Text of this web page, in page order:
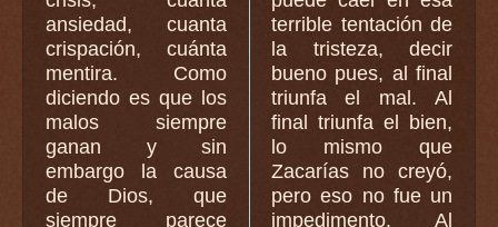
ansiedad, cuanta
crispación, cuánta
mentira. Como
diciendo es que los
malos siempre
ganan y sin
embargo la causa
de Dios, que
siempre parece
terrible tentación de
la tristeza, decir
bueno pues, al final
triunfa el mal. Al
final triunfa el bien,
lo mismo que
Zacarías no creyó,
pero eso no fue un
impedimento. Al